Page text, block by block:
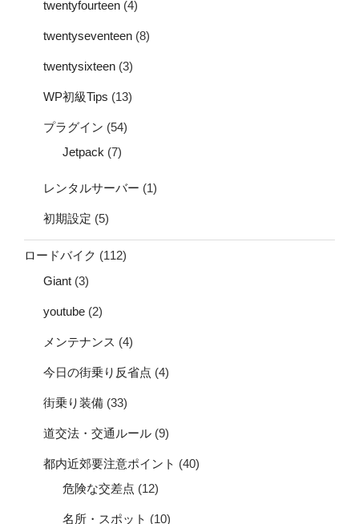
twentyfourteen (4)
twentyseventeen (8)
twentysixteen (3)
WP初級Tips (13)
プラグイン (54)
Jetpack (7)
レンタルサーバー (1)
初期設定 (5)
ロードバイク (112)
Giant (3)
youtube (2)
メンテナンス (4)
今日の街乗り反省点 (4)
街乗り装備 (33)
道交法・交通ルール (9)
都内近郊要注意ポイント (40)
危険な交差点 (12)
名所・スポット (10)